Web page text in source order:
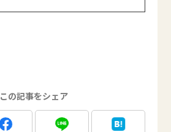
この記事をシェア